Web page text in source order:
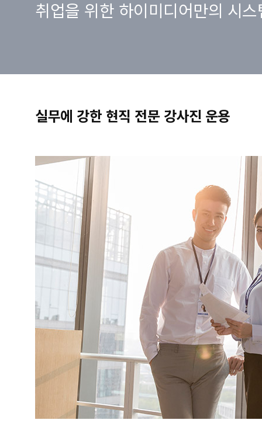
취업을 위한 하이미디어만의 시
실무에 강한 현직 전문 강사진 운용